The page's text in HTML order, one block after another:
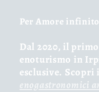
Per Amore
Dal 2020, il
enoturismo in
esclusive. Scopri
enogastronomici